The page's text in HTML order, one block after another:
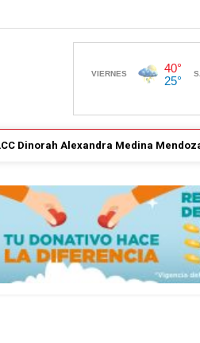
Dinorah Alexandra Medina